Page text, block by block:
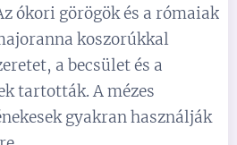
ókori görögök és a rómaiak
koszorúkkal
a becsület és a
tartották. A mézes
gyakran használják